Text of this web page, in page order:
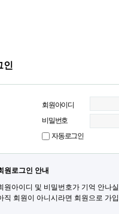
인
회원아이디
비밀번호
자동로그인
원로그인 안내
원아이디 및 비밀번호가 기억 안나
직 회원이 아니시라면 회원으로 가